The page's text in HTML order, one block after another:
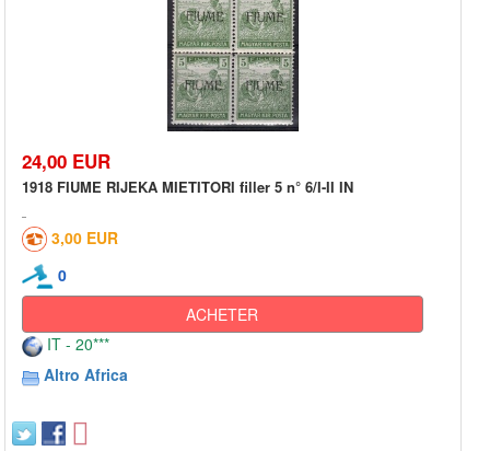
24,00 EUR
1918 FIUME RIJEKA MIETITORI filler 5 n° 6/I-II IN
3,00 EUR
0
ACHETER
IT - 20***
Altro Africa